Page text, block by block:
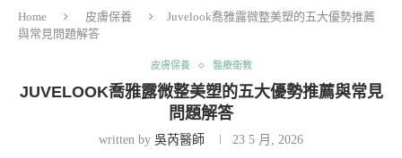
Home 皮膚保養
Juvelook喬雅露微整美塑的五大優勢推薦
與常見問題解答
皮膚保養 醫療衛教
JUVELOOK喬雅露微整美塑的五大優勢推薦與常見
問題解答
written by 吳芮醫師 23 5 月, 2026